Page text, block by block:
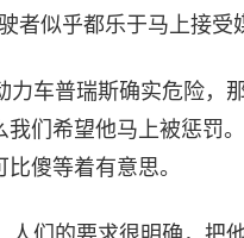
者似乎都乐于马上接
车普瑞斯确实危险，
们希望他马上被惩罚
傻等着有意思。